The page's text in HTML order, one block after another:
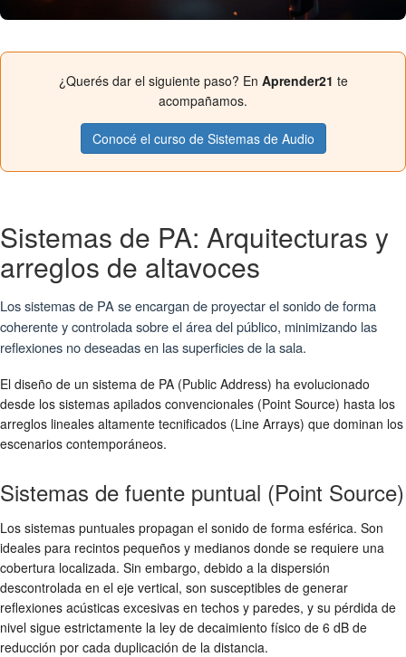
¿Querés dar el siguiente paso? En Aprender21 te
acompañamos.
Conocé el curso de Sistemas de Audio
Sistemas de PA: Arquitecturas y
arreglos de altavoces
Los sistemas de PA se encargan de proyectar el sonido de forma
coherente y controlada sobre el área del público, minimizando las
reflexiones no deseadas en las superficies de la sala.
El diseño de un sistema de PA (Public Address) ha evolucionado
desde los sistemas apilados convencionales (Point Source) hasta los
arreglos lineales altamente tecnificados (Line Arrays) que dominan los
escenarios contemporáneos.
Sistemas de fuente puntual (Point Source)
Los sistemas puntuales propagan el sonido de forma esférica. Son
ideales para recintos pequeños y medianos donde se requiere una
cobertura localizada. Sin embargo, debido a la dispersión
descontrolada en el eje vertical, son susceptibles de generar
reflexiones acústicas excesivas en techos y paredes, y su pérdida de
nivel sigue estrictamente la ley de decaimiento físico de 6 dB de
reducción por cada duplicación de la distancia.